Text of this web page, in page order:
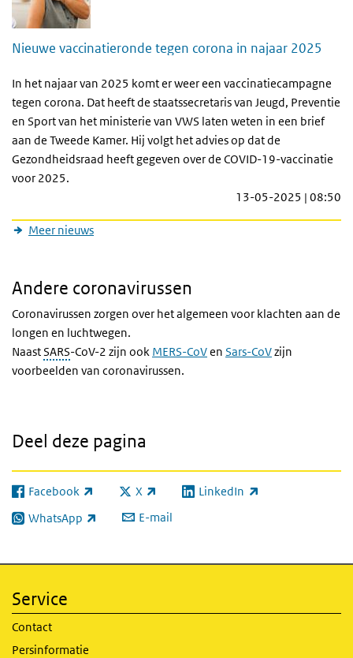
Nieuwe vaccinatieronde tegen corona in najaar 2025
In het najaar van 2025 komt er weer een vaccinatiecampagne
tegen corona. Dat heeft de staatssecretaris van Jeugd, Preventie
en Sport van het ministerie van VWS laten weten in een brief
aan de Tweede Kamer. Hij volgt het advies op dat de
Gezondheidsraad heeft gegeven over de COVID-19-vaccinatie
voor 2025.
13-05-2025 | 08:50
Meer nieuws
Andere coronavirussen
Coronavirussen zorgen over het algemeen voor klachten aan de
longen en luchtwegen.
Naast SARS-CoV-2 zijn ook MERS-CoVen Sars-CoVzijn
voorbeelden van coronavirussen.
Deel deze pagina
Facebook
(externe link) X
(externe link) LinkedIn
(externe link)
WhatsApp
(externe link) E-mail
Service
Contact
Persinformatie